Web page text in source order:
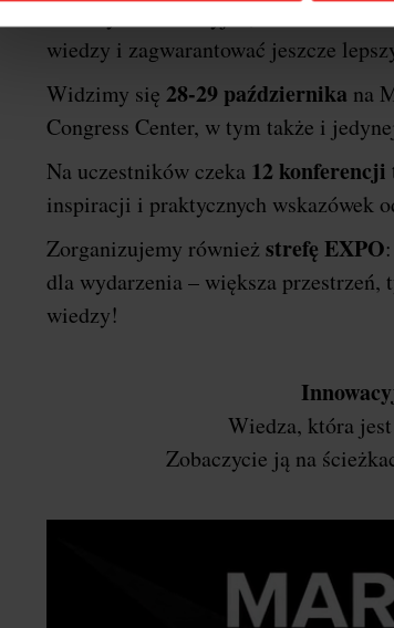
wiedzy i zagwarantować jeszcze
Widzimy się 28-29 października na
Congress Center, w tym także i
Na uczestników czeka 12 konferencji
inspiracji i praktycznych wskazówek
Zorganizujemy również strefę EXPO
dla wydarzenia – większa
wiedzy!
Wiedza, która
Zobaczycie ją na